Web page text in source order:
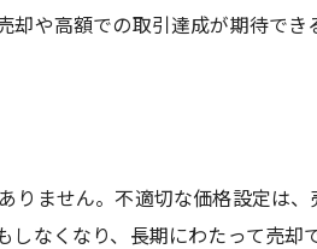
や高額での取引達成が期待でき
ません。不適切な価格設定は
なくなり、長期にわたって売